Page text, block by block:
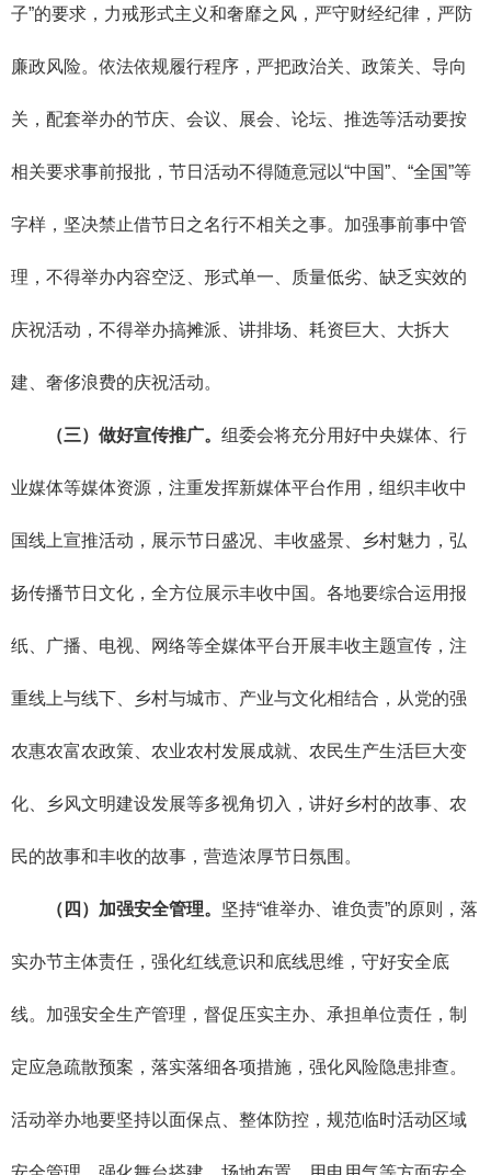
子”的要求，力戒形式主义和奢靡之风，严守财经纪律，严防
廉政风险。依法依规履行程序，严把政治关、政策关、导向
关，配套举办的节庆、会议、展会、论坛、推选等活动要按
相关要求事前报批，节日活动不得随意冠以“中国”、“全国”等
字样，坚决禁止借节日之名行不相关之事。加强事前事中管
理，不得举办内容空泛、形式单一、质量低劣、缺乏实效的
庆祝活动，不得举办搞摊派、讲排场、耗资巨大、大拆大
建、奢侈浪费的庆祝活动。
（三）做好宣传推广。 组委会将充分用好中央媒体、行
业媒体等媒体资源，注重发挥新媒体平台作用，组织丰收中
国线上宣推活动，展示节日盛况、丰收盛景、乡村魅力，弘
扬传播节日文化，全方位展示丰收中国。各地要综合运用报
纸、广播、电视、网络等全媒体平台开展丰收主题宣传，注
重线上与线下、乡村与城市、产业与文化相结合，从党的强
农惠农富农政策、农业农村发展成就、农民生产生活巨大变
化、乡风文明建设发展等多视角切入，讲好乡村的故事、农
民的故事和丰收的故事，营造浓厚节日氛围。
（四）加强安全管理。 坚持“谁举办、谁负责”的原则，落
实办节主体责任，强化红线意识和底线思维，守好安全底
线。加强安全生产管理，督促压实主办、承担单位责任，制
定应急疏散预案，落实落细各项措施，强化风险隐患排查。
活动举办地要坚持以面保点、整体防控，规范临时活动区域